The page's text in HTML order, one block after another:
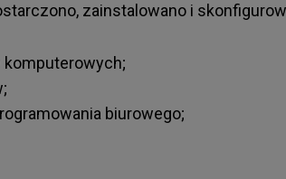
zainstalowano i
biurowego;